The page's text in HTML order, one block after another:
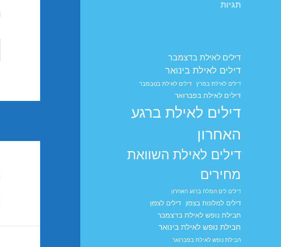
תגיות
דילים לאילת בדצמבר
דילים לאילת בינואר
דילים לאילת במרץ דילים לאילת בנובמבר
דילים לאילת בפברואר
דילים לאילת ברגע
האחרון
דילים לאילת השוואת
מחירים
דילים לים המלח ברגע האחרון
דילים למלונות בצפון דילים לצפון
חבילת נופש לאילת בדצמבר
חבילת נופש לאילת בינואר
חבילת נופש לאילת בפברואר